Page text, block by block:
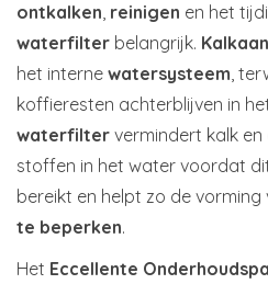
ontkalken, reinigen en het
waterfilter belangrijk.
het interne watersysteem,
koffieresten achterblijven in
waterfilter vermindert kalk
stoffen in het water voordat
bereikt en helpt zo de vorming
te beperken.
Het Eccellente